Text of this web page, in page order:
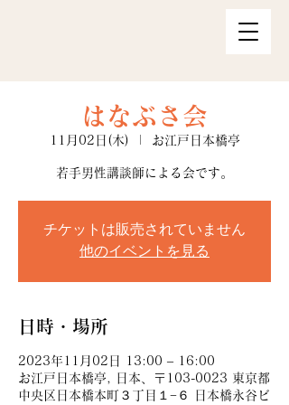
はなぶさ会
11月02日(木) お江戸日本橋亭
若手男性講談師による会です。
チケットは販売されていません
他のイベントを見る
日時・場所
2023年11月02日 13:00 – 16:00
お江戸日本橋亭, 日本、〒103-0023 東京都
中央区日本橋本町３丁目１−６ 日本橋永谷ビ